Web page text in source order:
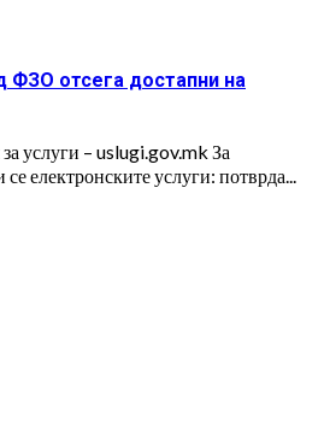
ФЗО отсега достапни на
услуги – uslugi.gov.mk За
електронските услуги: потврда...